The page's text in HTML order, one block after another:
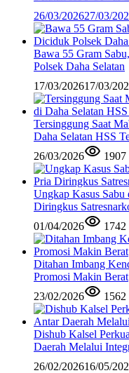
26/03/202627/03/
Bawa 55 Gram
Polsek Daha Selatan
17/03/202617/03/
Tersinggung Saat
Daha Selatan HSS
26/03/2026
1907
Ungkap Kasus Sabu
Diringkus
01/04/2026
1742
Ditahan Imbang
Promosi Makin Berat
23/02/2026
1562
Dishub Kalsel
Daerah Melalui
26/02/202616/05/